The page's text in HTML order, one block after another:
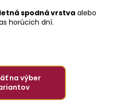
letná spodná vrstva alebo
horúcich dní.
na výber